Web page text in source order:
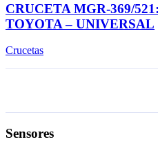
CRUCETA MGR-369/
TOYOTA – UNIVERSAL
Crucetas
Sensores